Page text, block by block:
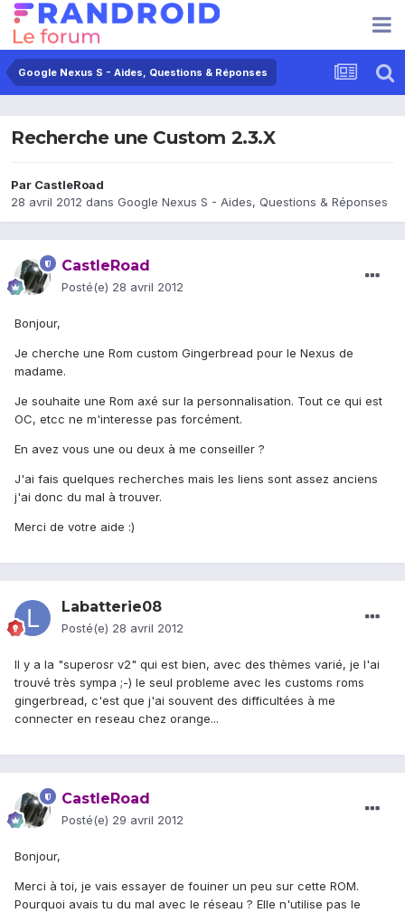
Google Nexus S - Aides, Questions & Réponses
Recherche une Custom 2.3.X
Par CastleRoad
28 avril 2012 dans Google Nexus S - Aides, Questions & Réponses
CastleRoad
Posté(e) 28 avril 2012
Bonjour,
Je cherche une Rom custom Gingerbread pour le Nexus de
madame.
Je souhaite une Rom axé sur la personnalisation. Tout ce qui est
OC, etcc ne m'interesse pas forcément.
En avez vous une ou deux à me conseiller ?
J'ai fais quelques recherches mais les liens sont assez anciens
j'ai donc du mal à trouver.
Merci de votre aide :)
Labatterie08
Posté(e) 28 avril 2012
Il y a la "superosr v2" qui est bien, avec des thèmes varié, je l'ai
trouvé très sympa ;-) le seul probleme avec les customs roms
gingerbread, c'est que j'ai souvent des difficultées à me
connecter en reseau chez orange...
CastleRoad
Posté(e) 29 avril 2012
Bonjour,
Merci à toi, je vais essayer de fouiner un peu sur cette ROM.
Pourquoi avais tu du mal avec le réseau ? Elle n'utilise pas le